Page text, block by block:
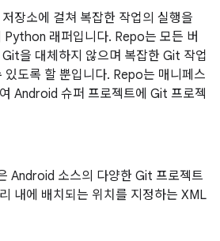
장소에 걸쳐 복잡한 작업의 실행을
Python 래퍼입니다. Repo는 모든 버
을 대체하지 않으며 복잡한 Git 작업
있도록 할 뿐입니다. Repo는 매니페스
Android 슈퍼 프로젝트에 Git 프로젝
Android 소스의 다양한 Git 프로젝트
내에 배치되는 위치를 지정하는 XML